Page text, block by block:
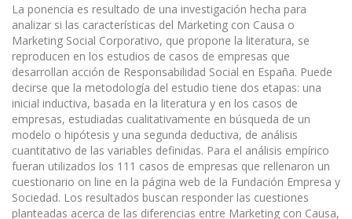
La ponencia es resultado de una investigación hecha para
analizar si las características del Marketing con Causa o
Marketing Social Corporativo, que propone la literatura, se
reproducen en los estudios de casos de empresas que
desarrollan acción de Responsabilidad Social en España. Puede
decirse que la metodología del estudio tiene dos etapas: una
inicial inductiva, basada en la literatura y en los casos de
empresas, estudiadas cualitativamente en búsqueda de un
modelo o hipótesis y una segunda deductiva, de análisis
cuantitativo de las variables definidas. Para el análisis empírico
fueran utilizados los 111 casos de empresas que rellenaron un
cuestionario on line en la página web de la Fundación Empresa y
Sociedad. Los resultados buscan responder las cuestiones
planteadas acerca de las diferencias entre Marketing con Causa,